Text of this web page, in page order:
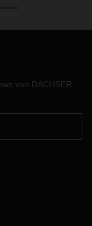
Strecke
fliegt
von DACHSER